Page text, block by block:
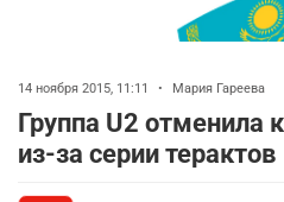
14 ноября 2015, 11:11 • Мария Гареева
Группа U2 отменила
из-за серии терактов